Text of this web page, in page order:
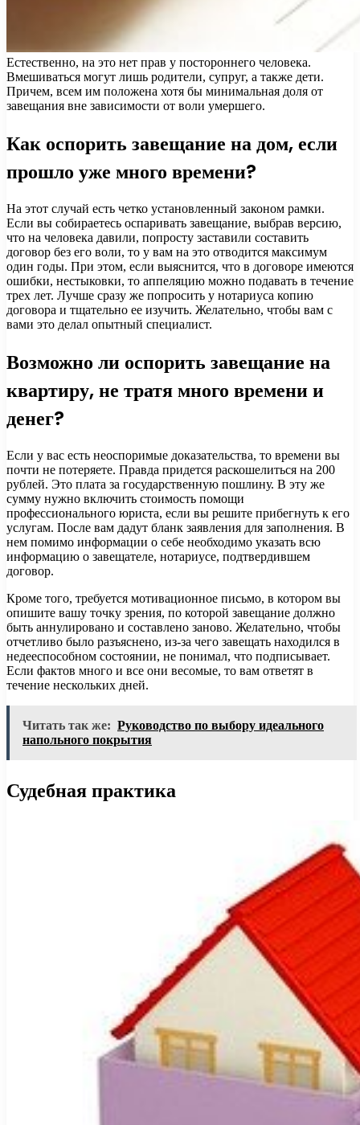
Естественно, на это нет прав у постороннего человека.
Вмешиваться могут лишь родители, супруг, а также дети.
Причем, всем им положена хотя бы минимальная доля от
завещания вне зависимости от воли умершего.
Как оспорить завещание на дом, если
прошло уже много времени?
На этот случай есть четко установленный законом рамки.
Если вы собираетесь оспаривать завещание, выбрав версию,
что на человека давили, попросту заставили составить
договор без его воли, то у вам на это отводится максимум
один годы. При этом, если выяснится, что в договоре имеются
ошибки, нестыковки, то аппеляцию можно подавать в течение
трех лет. Лучше сразу же попросить у нотариуса копию
договора и тщательно ее изучить. Желательно, чтобы вам с
вами это делал опытный специалист.
Возможно ли оспорить завещание на
квартиру, не тратя много времени и
денег?
Если у вас есть неоспоримые доказательства, то времени вы
почти не потеряете. Правда придется раскошелиться на 200
рублей. Это плата за государственную пошлину. В эту же
сумму нужно включить стоимость помощи
профессионального юриста, если вы решите прибегнуть к его
услугам. После вам дадут бланк заявления для заполнения. В
нем помимо информации о себе необходимо указать всю
информацию о завещателе, нотариусе, подтвердившем
договор.
Кроме того, требуется мотивационное письмо, в котором вы
опишите вашу точку зрения, по которой завещание должно
быть аннулировано и составлено заново. Желательно, чтобы
отчетливо было разъяснено, из-за чего завещать находился в
недееспособном состоянии, не понимал, что подписывает.
Если фактов много и все они весомые, то вам ответят в
течение нескольких дней.
Читать так же: Руководство по выбору идеального
напольного покрытия
Судебная практика